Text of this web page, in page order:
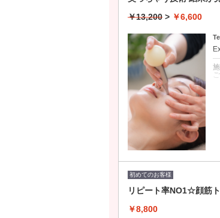
￥13,200 > ￥6,600
初めてのお客様
リピート率NO1☆顔筋
￥8,800